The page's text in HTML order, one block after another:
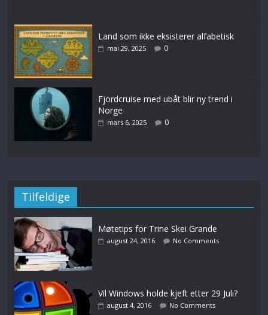
Land som ikke eksisterer alfabetisk
mai 29, 2025 0
Fjordcruise med ubåt blir ny trend i
Norge
mars 6, 2025 0
Tilfeldige
Møtetips for Trine Skei Grande
august 24, 2016 No Comments
Vil Windows holde kjeft etter 29 Juli?
august 4, 2016 No Comments